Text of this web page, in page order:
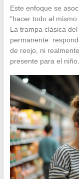
Este enfoque se
“hacer todo al
La trampa clásica
permanente:
de reojo, ni
presente para el niño.